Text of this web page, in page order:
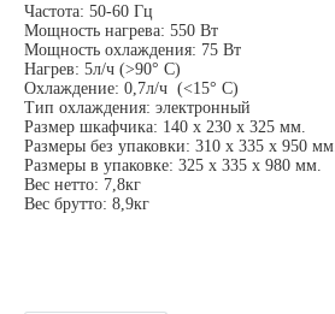
Частота: 50-60 Гц
Мощность нагрева: 550 Вт
Мощность охлаждения: 75 Вт
Нагрев: 5л/ч (>90° С)
Охлаждение: 0,7л/ч (<15° С)
Тип охлаждения: электронный
Размер шкафчика: 140 х 230 х 325 мм.
Размеры без упаковки: 310 х 335 х 950 мм.
Размеры в упаковке: 325 х 335 х 980 мм.
Вес нетто: 7,8кг
Вес брутто: 8,9кг